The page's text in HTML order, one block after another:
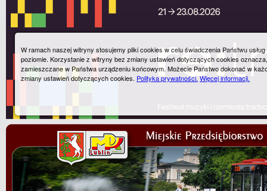
W ramach naszej witryny stosujemy pliki cookies w celu świadczenia Państwu
poziomie. Korzystanie z witryny bez zmiany ustawień dotyczących cookies
zamieszczane w Państwa urządzeniu końcowym. Możecie Państwo dokonać w
zmiany ustawień dotyczących cookies. Polityka prywatności.Więcej informacji.